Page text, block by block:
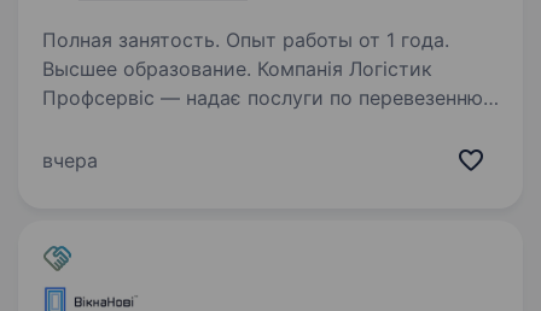
Полная занятость. Опыт работы от 1 года.
Высшее образование. Компанія Логістик
Профсервіс — надає послуги по перевезенню
споживання. Запрошує у свою команду
Що ми пропонуємо?…
вчера